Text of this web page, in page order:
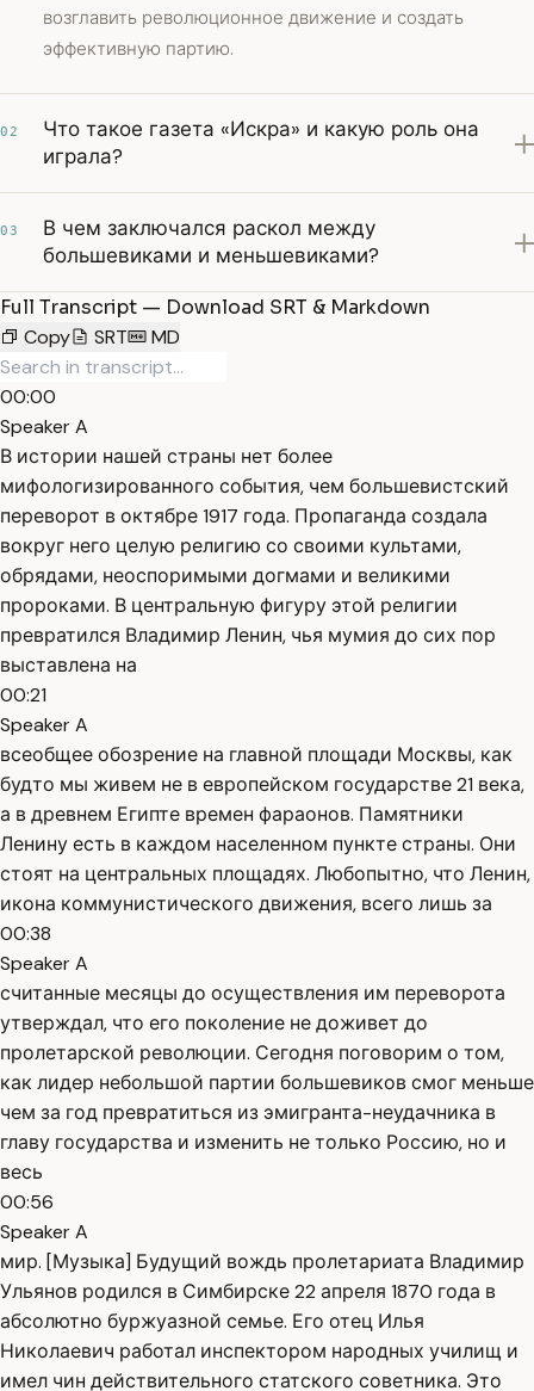
возглавить революционное движение и создать
эффективную партию.
02
Что такое газета «Искра» и какую роль она
играла?
03
В чем заключался раскол между
большевиками и меньшевиками?
Full Transcript — Download SRT & Markdown
Copy
SRT MD
00:00
Speaker A
В истории нашей страны нет более
мифологизированного события, чем большевистский
переворот в октябре 1917 года. Пропаганда создала
вокруг него целую религию со своими культами,
обрядами, неоспоримыми догмами и великими
пророками. В центральную фигуру этой религии
превратился Владимир Ленин, чья мумия до сих пор
выставлена на
00:21
Speaker A
всеобщее обозрение на главной площади Москвы, как
будто мы живем не в европейском государстве 21 века,
а в древнем Египте времен фараонов. Памятники
Ленину есть в каждом населенном пункте страны. Они
стоят на центральных площадях. Любопытно, что Ленин,
икона коммунистического движения, всего лишь за
00:38
Speaker A
считанные месяцы до осуществления им переворота
утверждал, что его поколение не доживет до
пролетарской революции. Сегодня поговорим о том,
как лидер небольшой партии большевиков смог меньше
чем за год превратиться из эмигранта-неудачника в
главу государства и изменить не только Россию, но и
весь
00:56
Speaker A
мир. [Музыка] Будущий вождь пролетариата Владимир
Ульянов родился в Симбирске 22 апреля 1870 года в
абсолютно буржуазной семье. Его отец Илья
Николаевич работал инспектором народных училищ и
имел чин действительного статского советника. Это